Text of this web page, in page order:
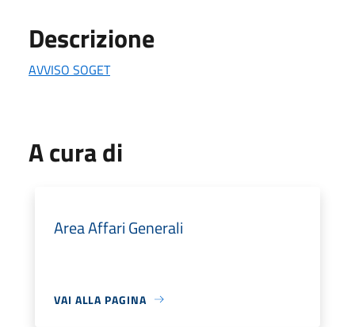
Descrizione
AVVISO SOGET
A cura di
Area Affari Generali
VAI ALLA PAGINA